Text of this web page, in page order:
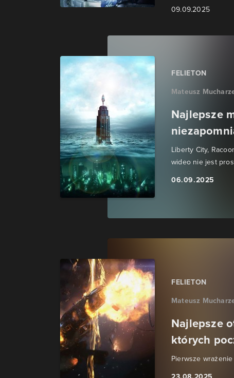
09.09.2025
FELIETON
Mateusz
Najlepsze
Liberty City,
wideo nie jest
06.09.2025
FELIETON
Mateusz
Najlepsze
których
Pierwsze